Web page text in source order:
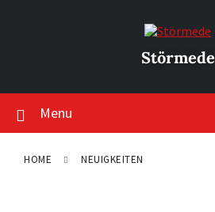
Störmede
Menu
HOME NEUIGKEITEN